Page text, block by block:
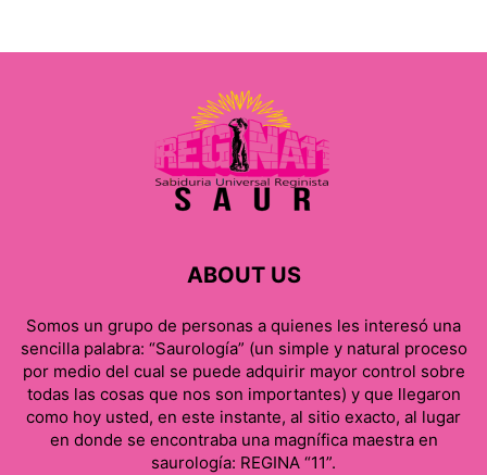
ABOUT US
Somos un grupo de personas a quienes les interesó una
sencilla palabra: “Saurología” (un simple y natural proceso
por medio del cual se puede adquirir mayor control sobre
todas las cosas que nos son importantes) y que llegaron
como hoy usted, en este instante, al sitio exacto, al lugar
en donde se encontraba una magnífica maestra en
saurología: REGINA “11”.